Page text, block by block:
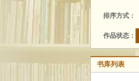
排序方式：
作品状态：
书库列表